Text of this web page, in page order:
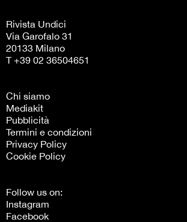
Rivista Undici
Via Garofalo 31
20133 Milano
T +39 02 36504651
Chi siamo
Mediakit
Pubblicità
Termini e condizioni
Privacy Policy
Cookie Policy
Follow us on:
Instagram
Facebook